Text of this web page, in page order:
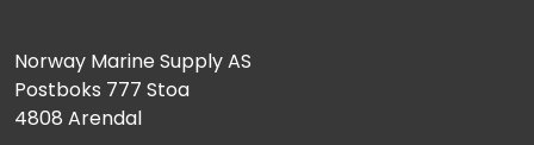
Norway Marine Supply AS
Postboks 777 Stoa
4808 Arendal